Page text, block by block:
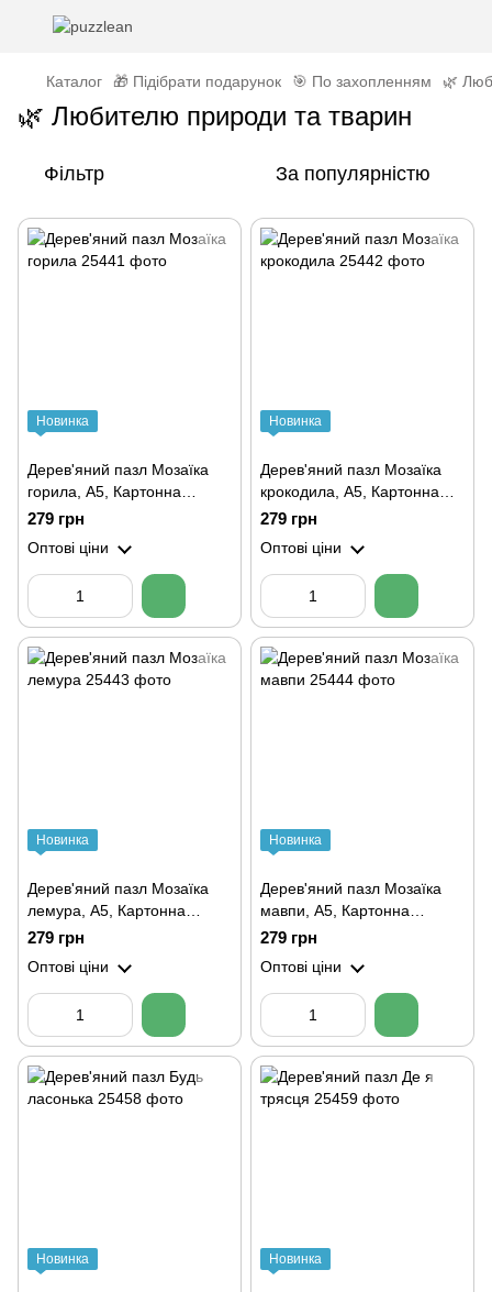
Каталог 🎁 Підібрати подарунок 🎯 По захопленням 🌿
🌿 Любителю природи та тварин
Фільтр За популярністю
Новинка
Дерев'яний пазл Мозаїка
горила, А5, Картонна
коробка
279 грн
Оптові ціни
Новинка
Дерев'яний пазл Мозаїка
крокодила, А5, Картонна
коробка
279 грн
Оптові ціни
Новинка
Дерев'яний пазл Мозаїка
лемура, А5, Картонна
коробка
279 грн
Оптові ціни
Новинка
Дерев'яний пазл Мозаїка
мавпи, А5, Картонна
коробка
279 грн
Оптові ціни
Новинка Новинка